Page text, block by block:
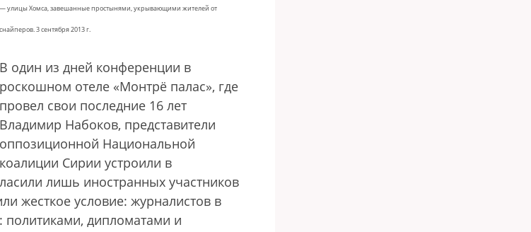
— улицы Хомса, завешанные простынями, укрывающими жителей от
снайперов. 3 сентября 2013 г.
В один из дней конференции в
роскошном отеле «Монтрё палас», где
провел свои последние 16 лет
Владимир Набоков, представители
оппозиционной Национальной
коалиции Сирии устроили в
лишь иностранных участников
жесткое условие: журналистов в
дипломатами и